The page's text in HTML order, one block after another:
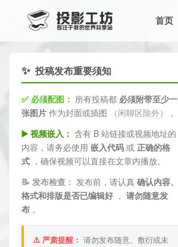
首页
✨ 投稿发布重要须知
✅ 必须配图： 所有投稿都 必须附带至少一
张图片 作为封面或插图 （闲聊区除外） 。
▶️ 视频嵌入： 含有 B 站链接或视频地址的
内容，请务必使用 嵌入代码 或 正确的格
式 ，确保视频可以直接在文章内播放。
📝 发布检查： 发布前，请认真 确认内容、
格式和排版是否已编辑好 ， 请勿随意发
布 。
⚠️ 严肃提醒： 请勿发布随意、敷衍或未